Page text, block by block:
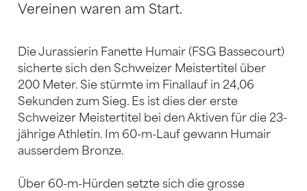
Vereinen waren am Start.
Die Jurassierin Fanette Humair (FSG Bassecourt)
sicherte sich den Schweizer Meistertitel über
200 Meter. Sie stürmte im Finallauf in 24,06
Sekunden zum Sieg. Es ist dies der erste
Schweizer Meistertitel bei den Aktiven für die 23-
jährige Athletin. Im 60-m-Lauf gewann Humair
ausserdem Bronze.
Über 60-m-Hürden setzte sich die grosse